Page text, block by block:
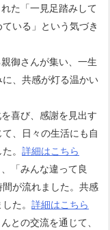
た「一見足踏みして
いる」という気づき
御さんが集い、一生
、共感が灯る温かい
喜び、感謝を見出す
、日々の生活にも自
。 詳細はこちら
「みんな違って良
が流れました。共感
た。 詳細はこちら
との交流を通じて、